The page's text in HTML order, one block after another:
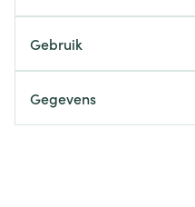
Gebruik
Gegevens